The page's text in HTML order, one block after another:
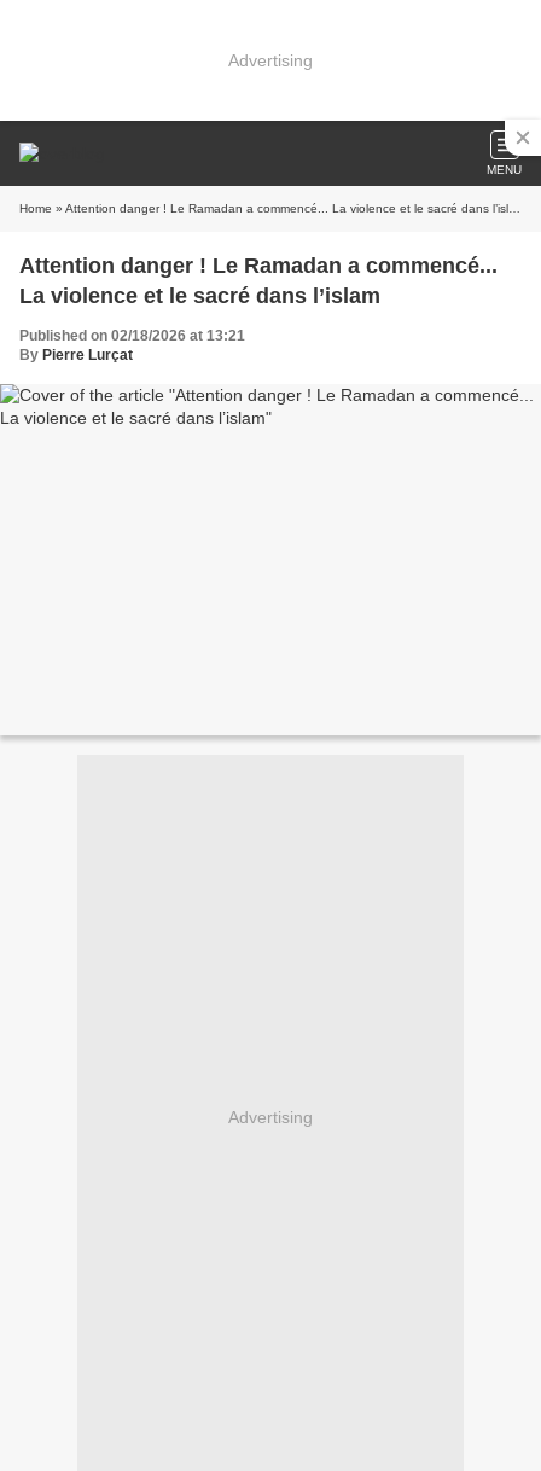
Advertising
MENU
Home » Attention danger ! Le Ramadan a commencé... La violence et le sacré dans l’islam
Attention danger ! Le Ramadan a commencé...
La violence et le sacré dans l’islam
Published on 02/18/2026 at 13:21
By Pierre Lurçat
Advertising